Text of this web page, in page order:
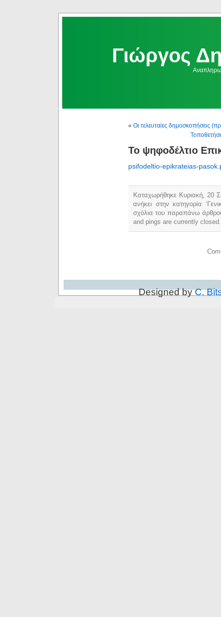
Γιώργος
« Οι τελευταίες δημοσκοπήσεις
Το ψηφοδέλτιο
psifodeltio-epikrateias-
Καταχωρήθηκε Κυριακή, 20
ανήκει στην κατηγορία
σχόλια του παραπάνω
and pings are currently closed.
Designed byC.